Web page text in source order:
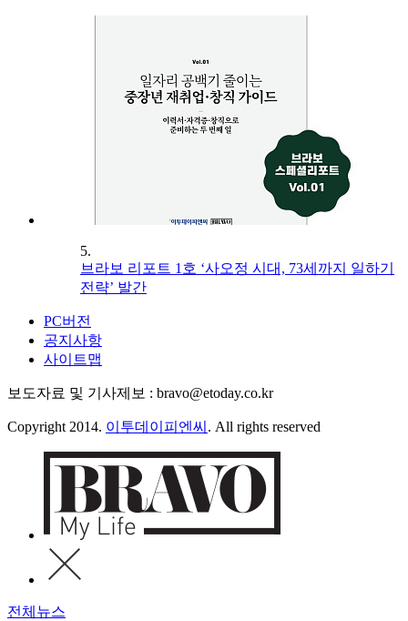
5.
브라보 리포트 1호 ‘사오정 시대, 73세까지 일하기
전략’ 발간
PC버전
공지사항
사이트맵
보도자료 및 기사제보 : bravo@etoday.co.kr
Copyright 2014. 이투데이피엔씨 . All rights reserved
전체뉴스